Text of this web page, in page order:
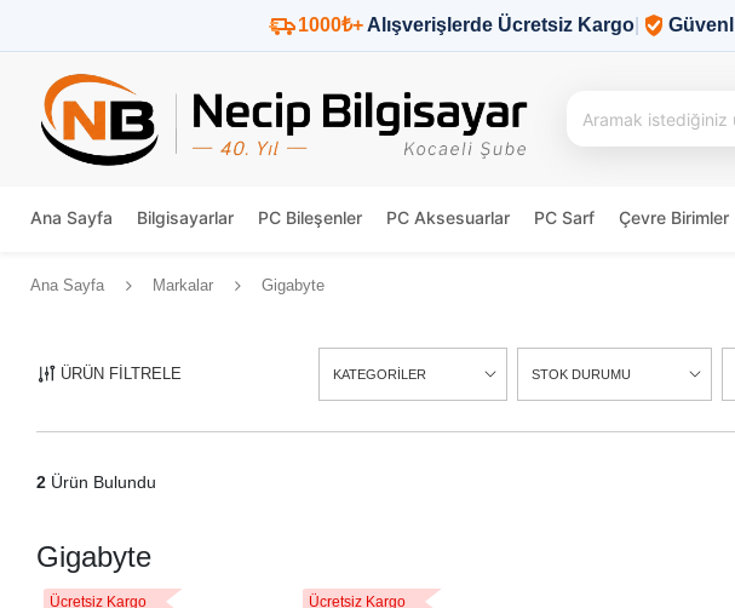
1000₺+ Alışverişlerde Ücretsiz Kargo
Ana Sayfa Bilgisayarlar PC Bileşenler PC Aksesuarlar PC Sarf Çevre Birimler
Ana Sayfa Markalar Gigabyte
ÜRÜN FİLTRELE KATEGORİLER STOK DURUMU
2 Ürün Bulundu
Gigabyte
Ücretsiz Kargo Ücretsiz Kargo